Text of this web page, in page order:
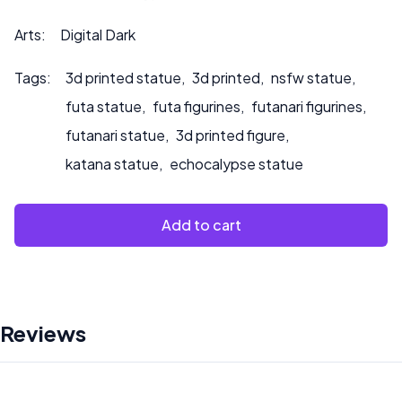
per richieste di personalizzazione o se desiderate che
dipingiamo il prodotto.
Arts: Digital Dark
Tags: 3d printed statue, 3d printed, nsfw statue,
futa statue, futa figurines, futanari figurines,
futanari statue, 3d printed figure,
katana statue, echocalypse statue
Add to cart
Reviews